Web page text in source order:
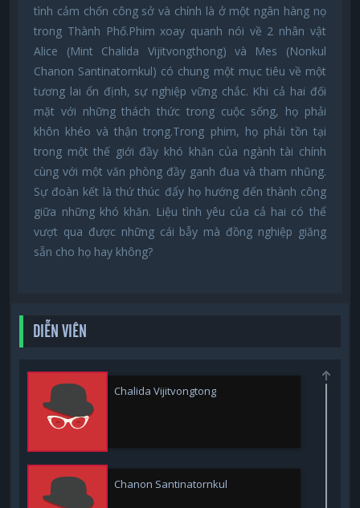
tình cảm chốn công sở và chính là ở một ngân hàng nọ
trong Thành Phố.Phim xoay quanh nói về 2 nhân vật
Alice (Mint Chalida Vijitvongthong) và Mes (Nonkul
Chanon Santinatornkul) có chung một mục tiêu về một
tương lai ổn định, sự nghiệp vững chắc. Khi cả hai đối
mặt với những thách thức trong cuộc sống, họ phải
khôn khéo và thận trọng.Trong phim, họ phải tồn tại
trong một thế giới đầy khó khăn của ngành tài chính
cùng với một văn phòng đầy ganh đua và tham nhũng.
Sự đoàn kết là thứ thúc đẩy họ hướng đến thành công
giữa những khó khăn. Liệu tình yêu của cả hai có thể
vượt qua được những cái bẫy mà đồng nghiệp giăng
sẵn cho họ hay không?
DIỄN VIÊN
Chalida Vijitvongtong
Chanon Santinatornkul